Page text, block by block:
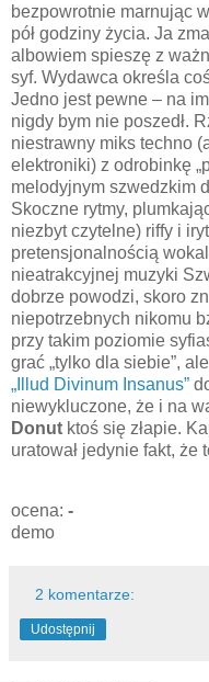
bezpowrotnie marnując
pół godziny życia. Ja
albowiem spieszę z
syf. Wydawca określa
Jedno jest pewne – na
nigdy bym nie poszedł.
niestrawny miks techno
elektroniki) z odrobinkę
melodyjnym szwedzkim
Skoczne rytmy,
niezbyt czytelne) riffy i
pretensjonalnością
nieatrakcyjnej muzyki
dobrze powodzi, skoro
niepotrzebnych nikomu
przy takim poziomie
grać „tylko dla siebie”,
„Illud Divinum Insanus”
niewykluczone, że i na
Donut ktoś się złapie.
uratował jedynie fakt, że
ocena: -
demo
2 komentarze:
Udostępnij